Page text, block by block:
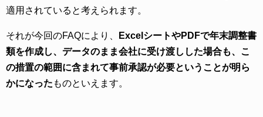
適用されていると考えられます。
それが今回のFAQにより、
ExcelシートやPDFで年末調整書
類を作成し、データのまま会社に受け渡しした場合も、こ
の措置の範囲に含まれて事前承認が必要ということが明ら
かになった ものといえます。